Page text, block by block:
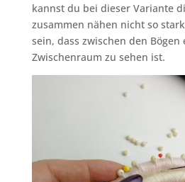
kannst du bei dieser Variante
zusammen nähen nicht so
sein, dass zwischen den
Zwischenraum zu sehen ist.